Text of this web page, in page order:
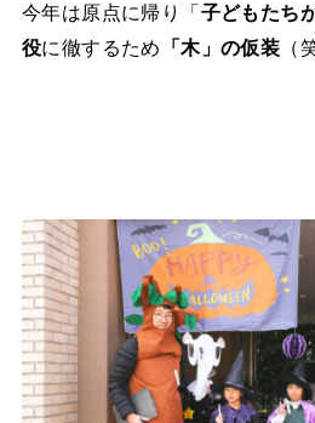
今年は原点に帰り「子どもたち
役に徹するため 「木」の仮装 （